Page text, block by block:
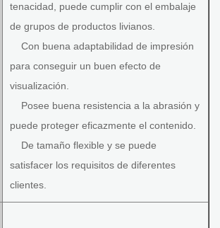
tenacidad, puede cumplir con el embalaje
de grupos de productos livianos.
Con buena adaptabilidad de impresión
para conseguir un buen efecto de
visualización.
Posee buena resistencia a la abrasión y
puede proteger eficazmente el contenido.
De tamaño flexible y se puede
satisfacer los requisitos de diferentes
clientes.